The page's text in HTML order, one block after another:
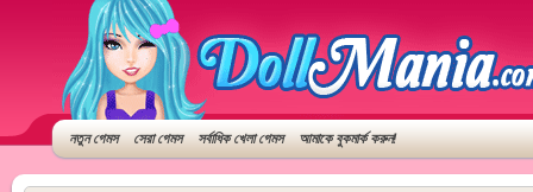
নতুন গেমস সেরা গেমস সর্বাধিক খেলা গেমস আমাকে বুকমার্ক করুন!